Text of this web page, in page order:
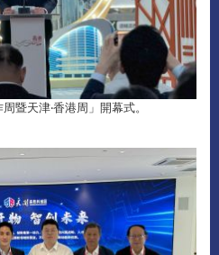
暨天津‧香港周」開幕式。